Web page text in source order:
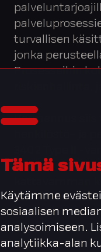
Tämä
Käytämme
sosiaalisen
analysoimiseen.
analytiikka-alan
turvallisen
jonka
Prosesseihin
Varmennus
toimivuutta ja
toimivuudesta.
– ISAE 3402
olevan